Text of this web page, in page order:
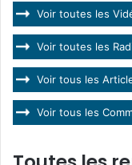
Voir toutes les
Voir toutes les
Voir tous les
Voir tous les